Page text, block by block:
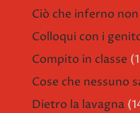
Ciò che inferno non
Colloqui con i
Compito in classe
Cose che nessuno
Dietro la lavagna